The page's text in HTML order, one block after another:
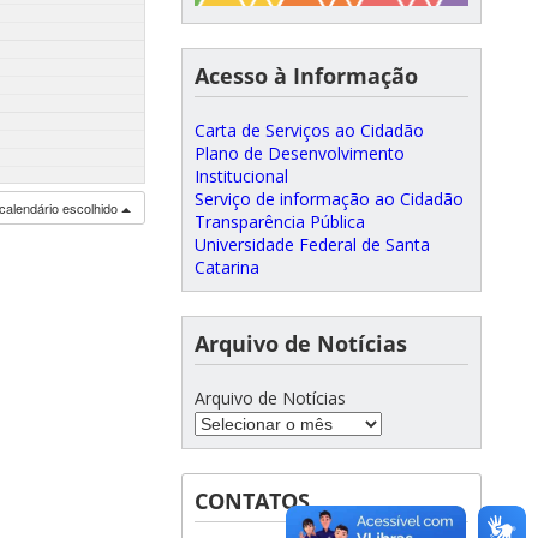
escolhido
Acesso à Informação
Carta de Serviços ao Cidadão
Plano de Desenvolvimento
Institucional
Serviço de informação ao Cidadão
Transparência Pública
Universidade Federal de Santa
Catarina
Arquivo de Notícias
Arquivo de Notícias
CONTATOS